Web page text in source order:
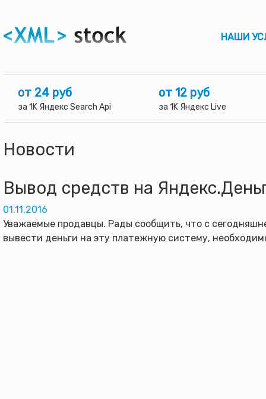
НАШИ
от 24 руб
за 1K Яндекс Search Api
от 12 руб
за 1K Яндекс Live
Новости
Вывод средств на
01.11.2016
Уважаемые продавцы. Рады сообщить, что с
вывести деньги на эту платежную систему,